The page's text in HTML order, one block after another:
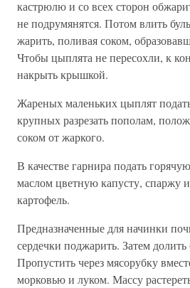
кастрюлю и со всех сторон
не подрумянятся. Потом влить
жарить, поливая соком,
Чтобы цыплята не пересохли, к
накрыть крышкой.
Жареных маленьких цыплят
крупных разрезать пополам,
соком от жаркого.
В качестве гарнира подать
маслом цветную капусту, спаржу
картофель.
Предназначенные для начинки
сердечки поджарить. Затем
Пропустить через мясорубку
морковью и луком. Массу